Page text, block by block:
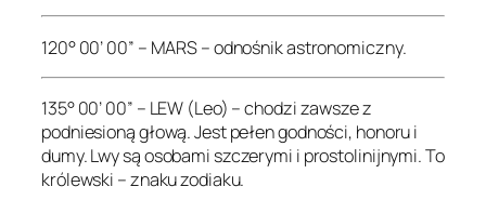
120° 00’ 00” – MARS – odnośnik astronomiczny.
135° 00’ 00” – LEW (Leo) – chodzi zawsze z
podniesioną głową. Jest pełen godności, honoru i
dumy. Lwy są osobami szczerymi i prostolinijnymi. To
królewski – znaku zodiaku.